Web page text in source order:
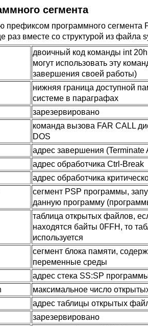
сегмента
префиксом программного
раз вместе со структурой из файла
двоичный код команды int
могут использовать эту
завершения своей работы)
нижняя граница доступной
системе в параграфах
зарезервировано
команда вызова FAR CALL
DOS
адрес завершения (Terminate
адрес обработчика Ctrl-Break
адрес обработчика
сегмент PSP программы,
данную программу
таблица открытых файлов,
находятся байты 0FFH, то
используется
сегмент блока памяти,
переменные среды
адрес стека SS:SP
максимальное число
адрес таблицы открытых
зарезервировано